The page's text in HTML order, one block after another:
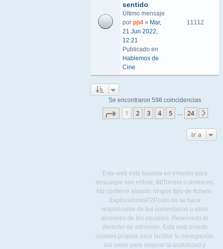
sentido
Último mensaje
por pp4 « Mar,
21 Jun 2022,
12:21
Publicado en
Hablemos de
Cine
11112
Se encontraron 598 coincidencias
Página de 24
1 2 3 4 5 … 24
Ir a
Esta web está basada en enlaces para
descargar con eMule, BitTorrent o similares.
No contiene alojado ningún tipo de fichero.
ExploradoresP2P.com no se hace
responsable de los comentarios u otras
acciones de los usuarios. Reservado el
derecho de admisión. Esta web inserta
cookies propias para facilitar tu navegación,
así como para mejorar la usabilidad y